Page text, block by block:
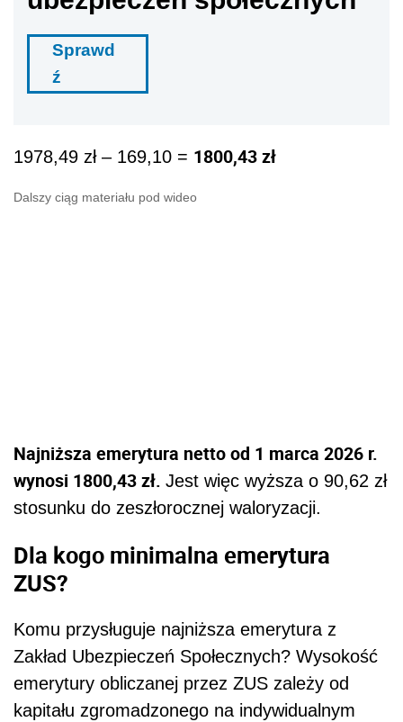
Sprawd
ź
1978,49 zł – 169,10 = 1800,43 zł
Dalszy ciąg materiału pod wideo
Najniższa emerytura netto od 1 marca 2026 r.
wynosi 1800,43 zł. Jest więc wyższa o 90,62 zł
stosunku do zeszłorocznej waloryzacji.
Dla kogo minimalna emerytura
ZUS?
Komu przysługuje najniższa emerytura z
Zakład Ubezpieczeń Społecznych? Wysokość
emerytury obliczanej przez ZUS zależy od
kapitału zgromadzonego na indywidualnym